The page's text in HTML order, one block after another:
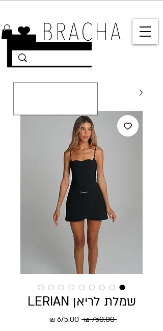
שמלת לריאן LERIAN
‏750.00 ‏₪ מחיר רגיל